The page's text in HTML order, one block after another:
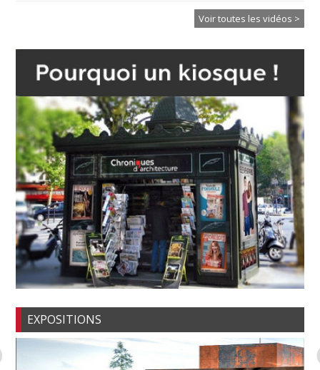
Voir toutes les vidéos >
EXPOSITIONS